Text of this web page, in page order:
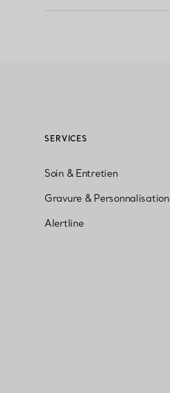
SERVICES
Soin & Entretien
Gravure & Personnalisation
Alertline